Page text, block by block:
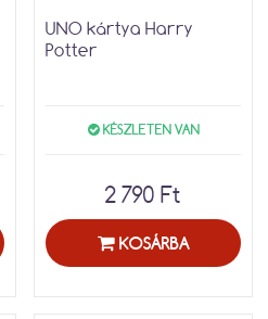
UNO kártya Harry
Potter
KÉSZLETEN VAN
2 790 Ft
KOSÁRBA